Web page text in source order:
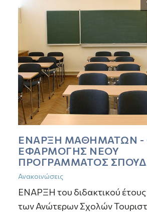
ΕΝΑΡΞΗ ΜΑΘΗΜΑΤΩΝ -
ΕΦΑΡΜΟΓΗΣ ΝΕΟΥ
ΠΡΟΓΡΑΜΜΑΤΟΣ
Ανακοινώσεις
ΕΝΑΡΞΗ του διδακτικού
των Ανώτερων Σχολών